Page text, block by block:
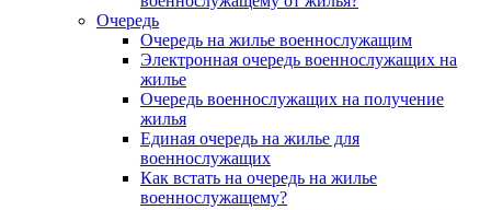
Очередь
Очередь на жилье военнослужащим
Электронная очередь военнослужащих на
жилье
Очередь военнослужащих на получение
жилья
Единая очередь на жилье для
военнослужащих
Как встать на очередь на жилье
военнослужащему?